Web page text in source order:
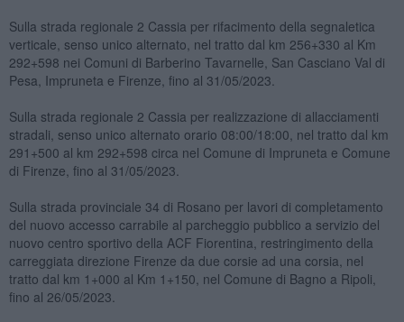
Sulla strada regionale 2 Cassia per rifacimento della segnaletica
verticale, senso unico alternato, nel tratto dal km 256+330 al Km
292+598 nei Comuni di Barberino Tavarnelle, San Casciano Val di
Pesa, Impruneta e Firenze, fino al 31/05/2023.
Sulla strada regionale 2 Cassia per realizzazione di allacciamenti
stradali, senso unico alternato orario 08:00/18:00, nel tratto dal km
291+500 al km 292+598 circa nel Comune di Impruneta e Comune
di Firenze, fino al 31/05/2023.
Sulla strada provinciale 34 di Rosano per lavori di completamento
del nuovo accesso carrabile al parcheggio pubblico a servizio del
nuovo centro sportivo della ACF Fiorentina, restringimento della
carreggiata direzione Firenze da due corsie ad una corsia, nel
tratto dal km 1+000 al Km 1+150, nel Comune di Bagno a Ripoli,
fino al 26/05/2023.